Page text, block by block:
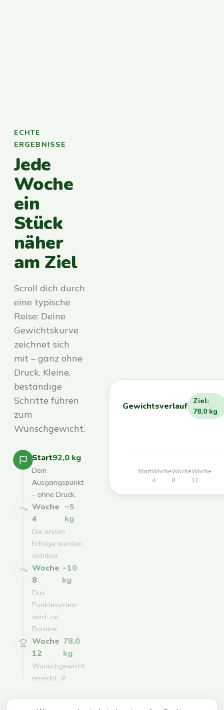
ECHTE
ERGEBNISSE
Jede
Woche
ein
Stück
näher
am Ziel
Scroll dich durch
eine typische
Reise: Deine
Gewichtskurve
zeichnet sich
mit – ganz ohne
Druck. Kleine,
beständige
Schritte führen
zum
Wunschgewicht.
Start92,0 kg
Dein
Ausgangspunkt
– ohne Druck.
Woche
4
−5
kg
Die ersten
Erfolge werden
sichtbar.
Woche
8
−10
kg
Das
Punktesystem
wird zur
Routine.
Woche
12
78,0
kg
Wunschgewicht
erreicht. 🎉
Gewichtsverlauf
Ziel:
78,0 kg
StartWoche
4
Woche
8
Woche
12